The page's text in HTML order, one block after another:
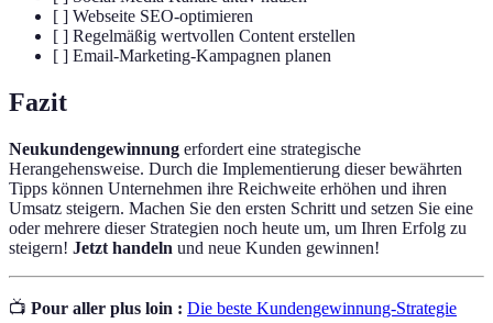
[ ] Webseite SEO-optimieren
[ ] Regelmäßig wertvollen Content erstellen
[ ] Email-Marketing-Kampagnen planen
Fazit
Neukundengewinnung erfordert eine strategische
Herangehensweise. Durch die Implementierung dieser bewährten
Tipps können Unternehmen ihre Reichweite erhöhen und ihren
Umsatz steigern. Machen Sie den ersten Schritt und setzen Sie eine
oder mehrere dieser Strategien noch heute um, um Ihren Erfolg zu
steigern! Jetzt handeln und neue Kunden gewinnen!
📺 Pour aller plus loin : Die beste Kundengewinnung-Strategie